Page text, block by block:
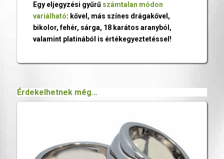
Egy eljegyzési gyűrű számtalan módon
variálható: kővel, más színes drágakővel,
bikolor, fehér, sárga, 18 karátos aranyból,
valamint platinából is értékegyeztetéssel!
Érdekelhetnek még…